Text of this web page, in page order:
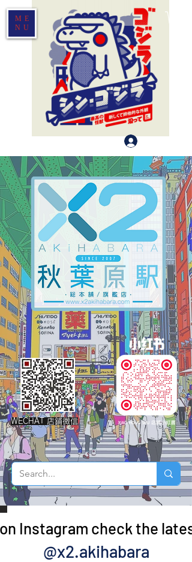
ME
NU
WECHAT 店鋪微信
Instagram check the
@x2.akihabara